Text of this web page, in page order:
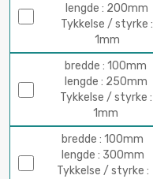
lengde : 200mm
Tykkelse / styrke :
1mm
bredde : 100mm
lengde : 250mm
Tykkelse / styrke :
1mm
bredde : 100mm
lengde : 300mm
Tykkelse / styrke :